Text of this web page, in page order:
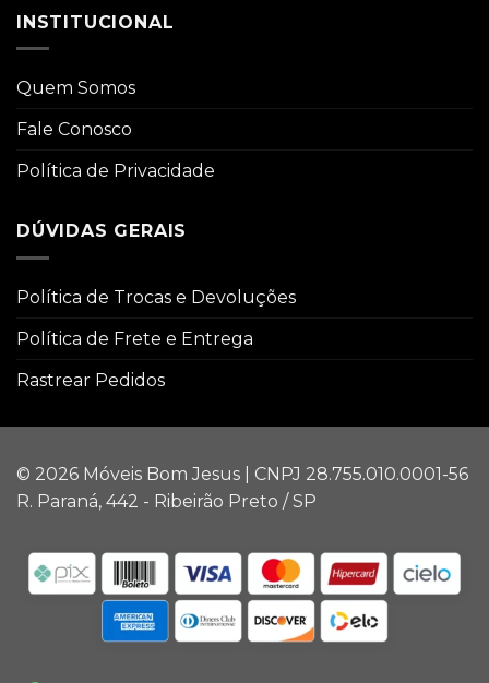
INSTITUCIONAL
Quem Somos
Fale Conosco
Política de Privacidade
DÚVIDAS GERAIS
Política de Trocas e Devoluções
Política de Frete e Entrega
Rastrear Pedidos
© 2026 Móveis Bom Jesus | CNPJ 28.755.010.0001-56
R. Paraná, 442 - Ribeirão Preto / SP